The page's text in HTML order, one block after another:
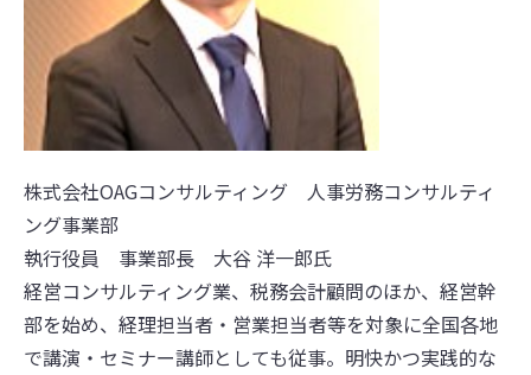
株式会社OAGコンサルティング 人事労務コンサルティ
ング事業部
執行役員 事業部長 大谷 洋一郎氏
経営コンサルティング業、税務会計顧問のほか、経営幹
部を始め、経理担当者・営業担当者等を対象に全国各地
で講演・セミナー講師としても従事。明快かつ実践的な